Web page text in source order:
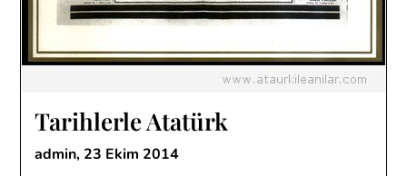
Tarihlerle Atatürk
admin, 23 Ekim 2014